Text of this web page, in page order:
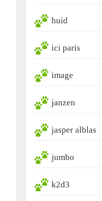
huid
ici paris
image
janzen
jasper alblas
jumbo
k2d3